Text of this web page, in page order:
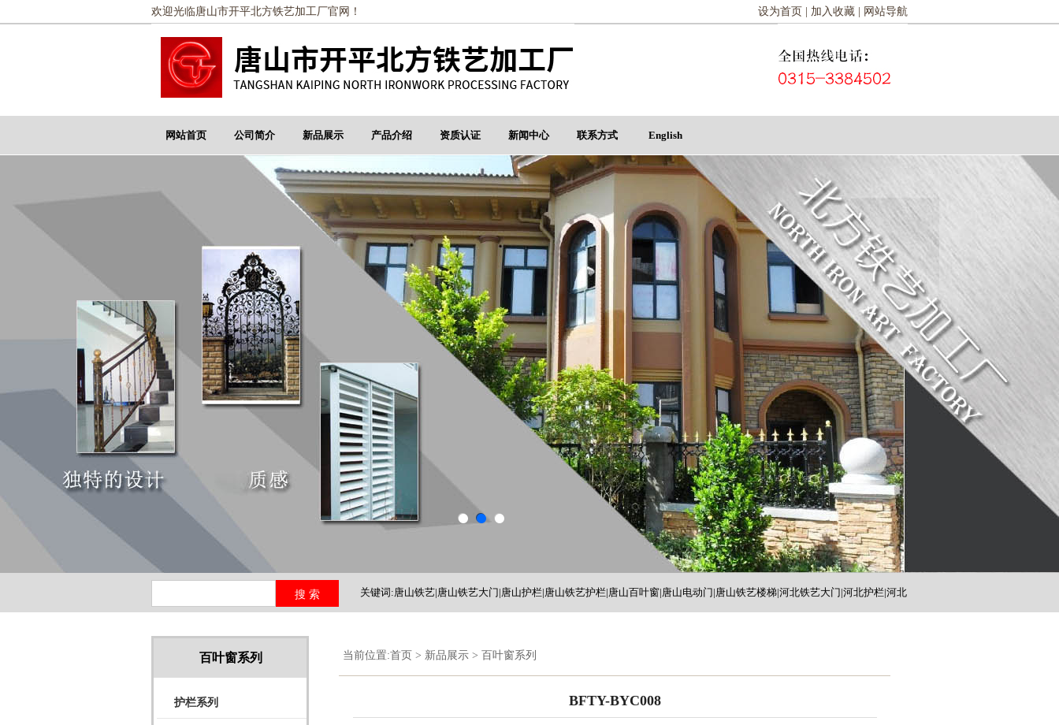
欢迎光临唐山市开平北方铁艺加工厂官网！ 设为首页 | 加入收藏 | 网站导航
网站首页 公司简介 新品展示 产品介绍 资质认证 新闻中心 联系方式 English
关键词:唐山铁艺|唐山铁艺大门|唐山护栏|唐山铁艺护栏|唐山百叶窗|唐山电动门|唐山铁艺楼梯|河北铁艺大门|河北护栏|河北
当前位置:首页 > 新品展示 > 百叶窗系列
BFTY-BYC008
百叶窗系列
护栏系列